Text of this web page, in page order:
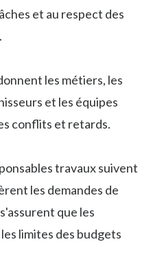
et au respect des
les métiers, les
et les équipes
conflits et retards.
travaux suivent
les demandes de
que les
limites des budgets